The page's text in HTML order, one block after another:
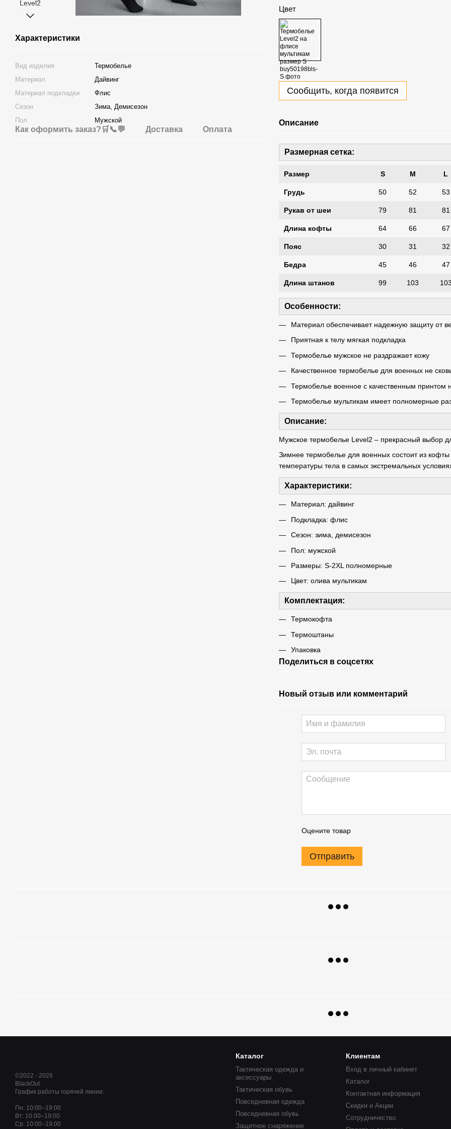
Характеристики
Вид изделия
Термобелье
Материал
Дайвинг
Материал подкладки
Флис
Сезон
Зима, Демисезон
Пол
Мужской
Как оформить заказ?🛒📞💬 Доставка Оплата
Цвет
Сообщить, когда появится
Описание
Размерная сетка:
Размер S M L
Грудь 50 52 53
Рукав от шеи 79 81 81
Длина кофты 64 66 67
Пояс 30 31 32
Бедра 45 46 47
Длина штанов 99 103 103
Особенности:
Материал обеспечивает надежную защиту от
Приятная к телу мягкая подкладка
Термобелье мужское не раздражает кожу
Качественное термобелье для военных не
Термобелье военное с качественным принтом
Термобелье мультикам имеет полномерные
Описание:
Мужское термобелье Level2 – прекрасный выбор
Зимнее термобелье для военных состоит из
температуры тела в самых экстремальных
Характеристики:
Материал: дайвинг
Подкладка: флис
Сезон: зима, демисезон
Пол: мужской
Размеры: S-2XL полномерные
Цвет: олива мультикам
Комплектация:
Термокофта
Термоштаны
Упаковка
Поделиться в соцсетях
Новый отзыв или комментарий
Оцените товар
Отправить
©2022 - 2026
BlackOut
График работы горячей линии:
Пн: 10:00–19:00
Вт: 10:00–19:00
Ср: 10:00–19:00
Каталог
Тактическая одежда и
аксессуары
Тактическая обувь
Повседневная одежда
Повседневная обувь
Защитное снаряжение
Клиентам
Вход в личный кабинет
Каталог
Контактная информация
Скидки и Акции
Сотрудничество